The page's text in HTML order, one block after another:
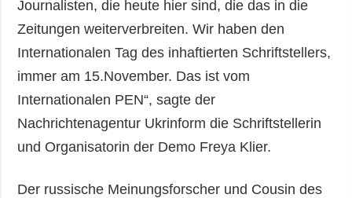
Journalisten, die heute hier sind, die das in die
Zeitungen weiterverbreiten. Wir haben den
Internationalen Tag des inhaftierten Schriftstellers,
immer am 15.November. Das ist vom
Internationalen PEN“, sagte der
Nachrichtenagentur Ukrinform die Schriftstellerin
und Organisatorin der Demo Freya Klier.
Der russische Meinungsforscher und Cousin des